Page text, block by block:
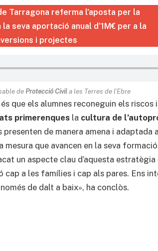
Tarragona referma l'aposta per la
seva aportació anual d'1M€ per a la
i projectes
de Protecció Civila les Terres de l’Ebre
que els alumnes reconeguin els riscos
primerenques la cultura de
de manera amena i adaptada
que avancen en la seva
un aspecte clau d’aquesta estratègia
cap a les famílies i cap als pares. Ens
de dalt a baix», ha conclòs.